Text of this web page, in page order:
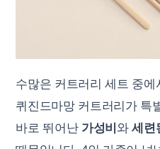
수많은 커트러리 세트 중에
퀴진드마망 커트러리가 특
바로 뛰어난 가성비 와세련